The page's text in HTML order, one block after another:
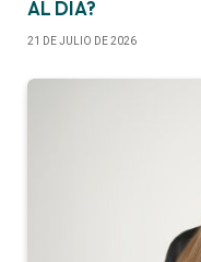
AL DÍA?
21 DE JULIO DE 2026